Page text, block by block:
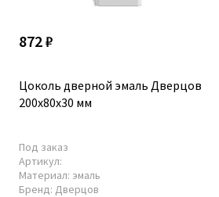
872 ₽
Цоколь дверной эмаль Дверцов
200х80х30 мм
Под заказ
Артикул:
Материал: эмаль
Бренд: Дверцов